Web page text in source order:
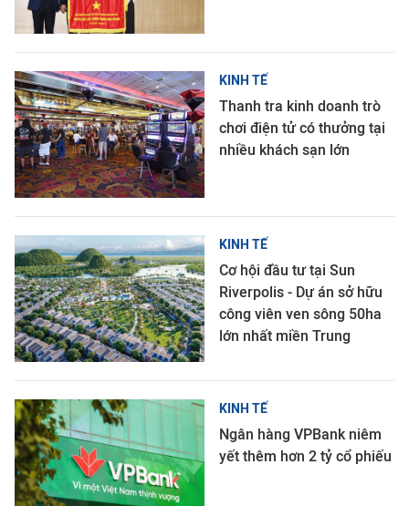
KINH TẾ
Thanh tra kinh doanh trò
chơi điện tử có thưởng tại
nhiều khách sạn lớn
KINH TẾ
Cơ hội đầu tư tại Sun
Riverpolis - Dự án sở hữu
công viên ven sông 50ha
lớn nhất miền Trung
KINH TẾ
Ngân hàng VPBank niêm
yết thêm hơn 2 tỷ cổ phiếu